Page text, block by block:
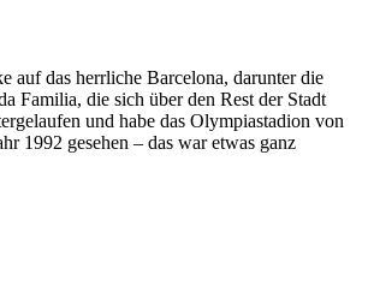
auf das herrliche Barcelona, darunter die
Familia, die sich über den Rest der Stadt
und habe das Olympiastadion von
1992 gesehen – das war etwas ganz